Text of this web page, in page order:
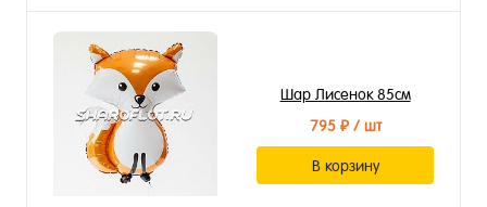
Шар Лисенок 85см
795 ₽/ шт
В корзину